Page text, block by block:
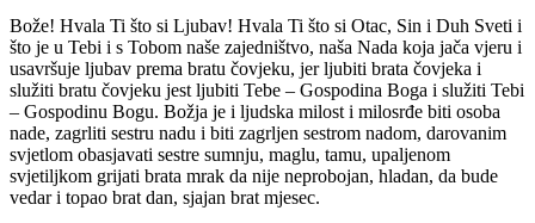
Bože! Hvala Ti što si Ljubav! Hvala Ti što si Otac, Sin i Duh Sveti i
što je u Tebi i s Tobom naše zajedništvo, naša Nada koja jača vjeru i
usavršuje ljubav prema bratu čovjeku, jer ljubiti brata čovjeka i
služiti bratu čovjeku jest ljubiti Tebe – Gospodina Boga i služiti Tebi
– Gospodinu Bogu. Božja je i ljudska milost i milosrđe biti osoba
nade, zagrliti sestru nadu i biti zagrljen sestrom nadom, darovanim
svjetlom obasjavati sestre sumnju, maglu, tamu, upaljenom
svjetiljkom grijati brata mrak da nije neprobojan, hladan, da bude
vedar i topao brat dan, sjajan brat mjesec.